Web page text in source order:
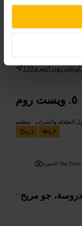
البيرة، فهم يجيدون
الطاولة في الطابق
لوحة الصنابير لمعرفة
ويست روم
الطعام والشراب • مطعم
٤٫٦
٤٫٣
الصورة /The Times
“جو مريح